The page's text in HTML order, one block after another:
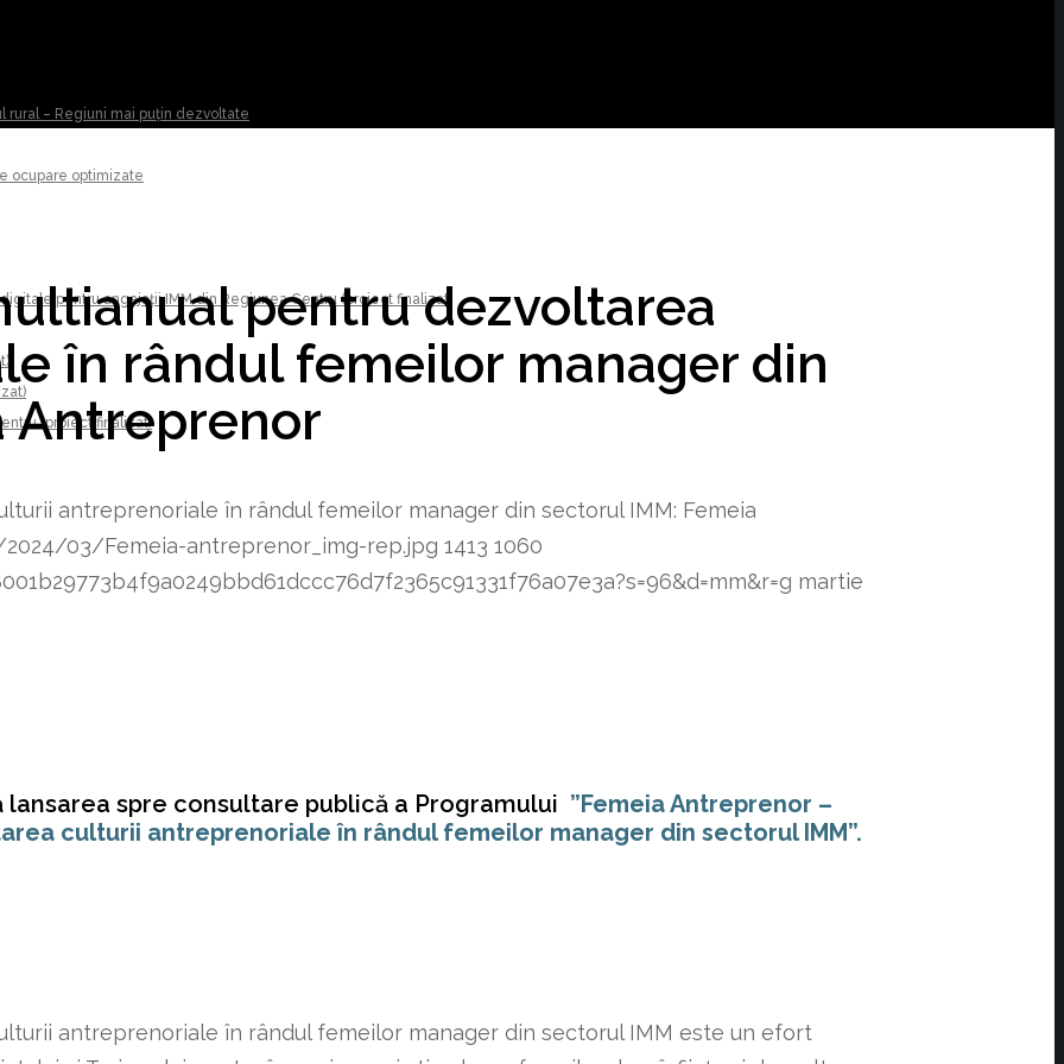
rural – Regiuni mai puțin dezvoltate
ocupare optimizate
pentru angajații IMM din Regiunea Centru (proiect finalizat)
(proiect finalizat)
pentru dezvoltarea
în rândul femeilor manager din
Antreprenor
antreprenoriale în rândul femeilor manager din sectorul IMM: Femeia
03/Femeia-antreprenor_img-rep.jpg 1413 1060
martie
spre consultare publică a Programului ”Femeia Antreprenor –
culturii antreprenoriale în rândul femeilor manager din sectorul IMM”.
antreprenoriale în rândul femeilor manager din sectorul IMM este un efort